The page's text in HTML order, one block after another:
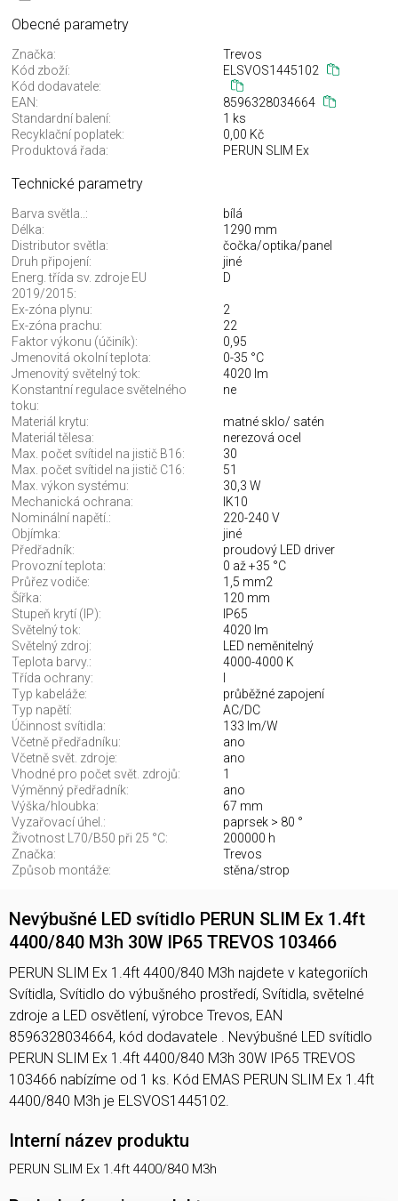
Obecné parametry
Značka:
Trevos
Kód zboží:
ELSVOS1445102
Kód dodavatele:
EAN:
8596328034664
Standardní balení:
1 ks
Recyklační poplatek:
0,00 Kč
Produktová řada:
PERUN SLIM Ex
Technické parametry
Barva světla..:
bílá
Délka:
1290 mm
Distributor světla:
čočka/optika/panel
Druh připojení:
jiné
Energ. třída sv. zdroje EU
2019/2015:
D
Ex-zóna plynu:
2
Ex-zóna prachu:
22
Faktor výkonu (účiník):
0,95
Jmenovitá okolní teplota:
0-35 °C
Jmenovitý světelný tok:
4020 lm
Konstantní regulace světelného
toku:
ne
Materiál krytu:
matné sklo/ satén
Materiál tělesa:
nerezová ocel
Max. počet svítidel na jistič B16:
30
Max. počet svítidel na jistič C16:
51
Max. výkon systému:
30,3 W
Mechanická ochrana:
IK10
Nominální napětí.:
220-240 V
Objímka:
jiné
Předřadník:
proudový LED driver
Provozní teplota:
0 až +35 °C
Průřez vodiče:
1,5 mm2
Šířka:
120 mm
Stupeň krytí (IP):
IP65
Světelný tok:
4020 lm
Světelný zdroj:
LED neměnitelný
Teplota barvy.:
4000-4000 K
Třída ochrany:
Typ kabeláže:
průběžné zapojení
Typ napětí:
AC/DC
Účinnost svítidla:
133 lm/W
Včetně předřadníku:
ano
Včetně svět. zdroje:
ano
Vhodné pro počet svět. zdrojů:
1
Výměnný předřadník:
ano
Výška/hloubka:
67 mm
Vyzařovací úhel.:
paprsek > 80 °
Životnost L70/B50 při 25 °C:
200000 h
Značka:
Trevos
Způsob montáže:
stěna/strop
Nevýbušné LED svítidlo PERUN SLIM Ex 1.4ft
4400/840 M3h 30W IP65 TREVOS 103466
PERUN SLIM Ex 1.4ft 4400/840 M3h najdete v kategoriích
Svítidla, Svítidlo do výbušného prostředí, Svítidla, světelné
zdroje a LED osvětlení, výrobce Trevos, EAN
8596328034664, kód dodavatele . Nevýbušné LED svítidlo
PERUN SLIM Ex 1.4ft 4400/840 M3h 30W IP65 TREVOS
103466 nabízíme od 1 ks. Kód EMAS PERUN SLIM Ex 1.4ft
4400/840 M3h je ELSVOS1445102.
Interní název produktu
PERUN SLIM Ex 1.4ft 4400/840 M3h